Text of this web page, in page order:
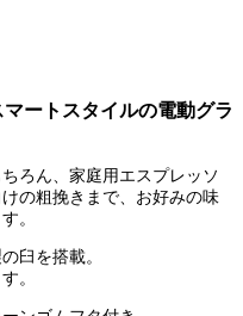
ートスタイルの電動グラ
ろん、家庭用エスプレッソ
の粗挽きまで、お好みの味
。
臼を搭載。
。